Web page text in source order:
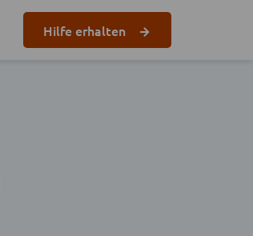
Hilfe erhalten